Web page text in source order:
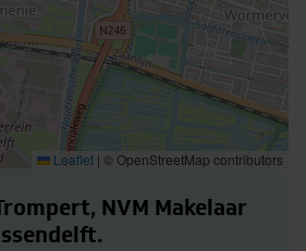
Leaflet | © OpenStreetMap contributors
NVM Makelaar